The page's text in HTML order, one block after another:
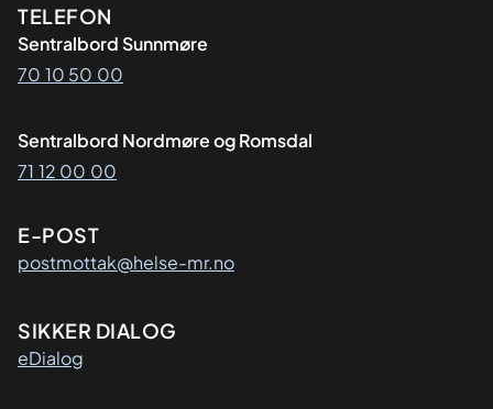
Kontaktinformasjon
TELEFON
Sentralbord Sunnmøre
70 10 50 00
Sentralbord Nordmøre og Romsdal
71 12 00 00
E-POST
postmottak@helse-mr.no
SIKKER DIALOG
eDialog